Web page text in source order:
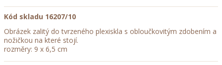
Kód skladu 16207/10
Obrázek zalitý do tvrzeného plexiskla s obloučkovitým zdobením a
nožičkou na které stojí.
rozměry: 9 x 6,5 cm